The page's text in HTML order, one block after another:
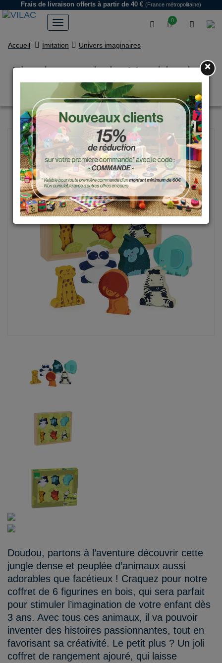
0
Frais de livraison offerts à partir de 40 € (France métropolitaine)
Accueil Imitation Univers imaginaires
Figurines en bois, Mes histoires
de jungle
Doudou, partons à l’aventure découvrir cette
jungle dense et peuplée d’animaux aussi
adorables que facétieux ! Craquez pour notre
coffret de 6 figurines en bois, qui sera parfait
pour stimuler l’imagination de votre enfant dès
3 ans. Avec tous ces animaux, il va pouvoir
inventer des histoires passionnantes, tout en
favorisant sa créativité. Le petit plus ? Un joli
coffret de rangement ajouré, qui laisse
×